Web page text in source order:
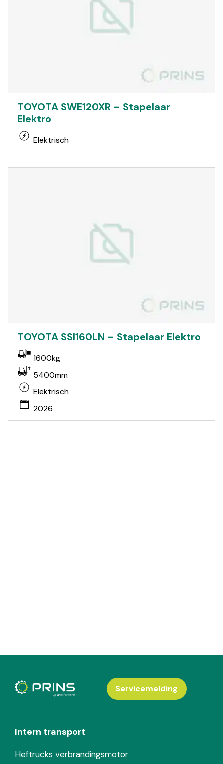
TOYOTA SWE120XR – Stapelaar
Elektro
Elektrisch
TOYOTA SSI160LN – Stapelaar Elektro
1600kg
5400mm
Elektrisch
2026
Intern transport
Heftrucks verbrandingsmotor
Servicemelding